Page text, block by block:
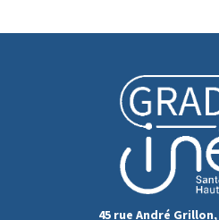
45 rue André